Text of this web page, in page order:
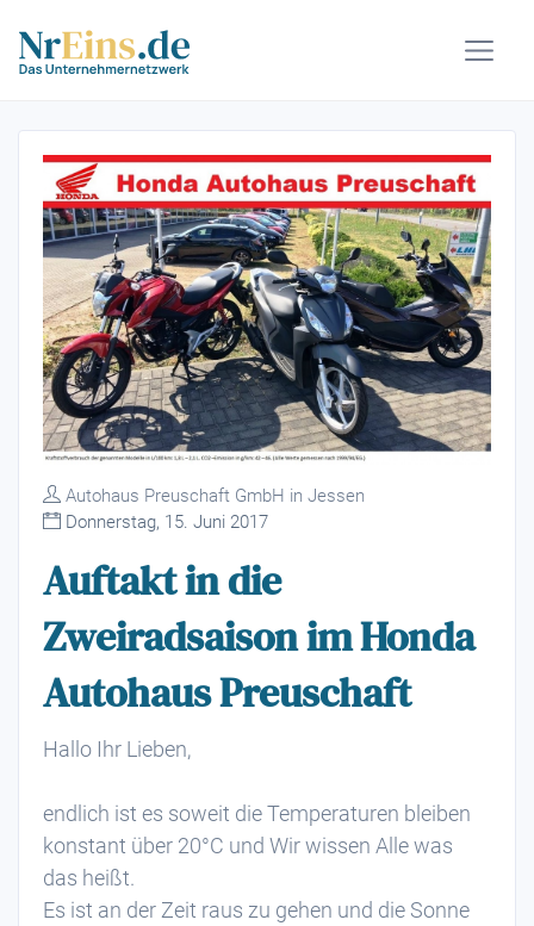
Autohaus Preuschaft GmbH in Jessen
Donnerstag, 15. Juni 2017
Auftakt in die
Zweiradsaison im Honda
Autohaus Preuschaft
Hallo Ihr Lieben,
endlich ist es soweit die Temperaturen bleiben
konstant über 20°C und Wir wissen Alle was
das heißt.
Es ist an der Zeit raus zu gehen und die Sonne